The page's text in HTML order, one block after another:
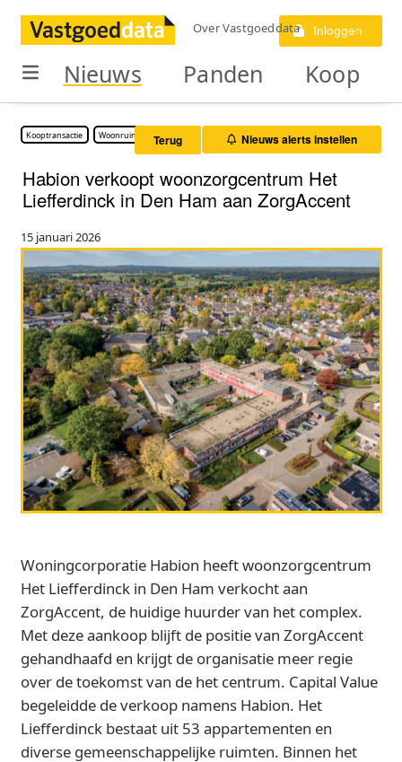
Over Vastgoeddata Inloggen
Nieuws Panden Koop
Kooptransactie Woonruimte Terug Nieuws alerts instellen
Habion verkoopt woonzorgcentrum Het
Liefferdinck in Den Ham aan ZorgAccent
15 januari 2026
Woningcorporatie Habion heeft woonzorgcentrum
Het Liefferdinck in Den Ham verkocht aan
ZorgAccent, de huidige huurder van het complex.
Met deze aankoop blijft de positie van ZorgAccent
gehandhaafd en krijgt de organisatie meer regie
over de toekomst van de het centrum. Capital Value
begeleidde de verkoop namens Habion. Het
Liefferdinck bestaat uit 53 appartementen en
diverse gemeenschappelijke ruimten. Binnen het